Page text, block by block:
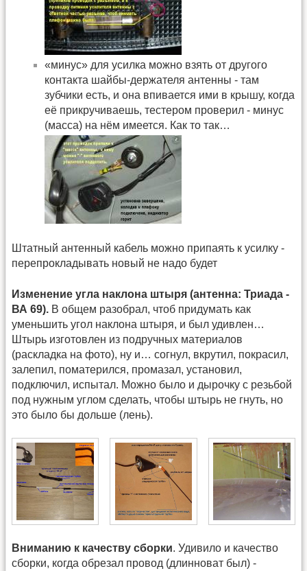
«минус» для усилка можно взять от другого
контакта шайбы-держателя антенны - там
зубчики есть, и она впивается ими в крышу, когда
её прикручиваешь, тестером проверил - минус
(масса) на нём имеется. Как то так…
Штатный антенный кабель можно припаять к усилку -
перепрокладывать новый не надо будет
Изменение угла наклона штыря (антенна: Триада -
ВА 69). В общем разобрал, чтоб придумать как
уменьшить угол наклона штыря, и был удивлен…
Штырь изготовлен из подручных материалов
(раскладка на фото), ну и… согнул, вкрутил, покрасил,
залепил, поматерился, промазал, установил,
подключил, испытал. Можно было и дырочку с резьбой
под нужным углом сделать, чтобы штырь не гнуть, но
это было бы дольше (лень).
Вниманию к качеству сборки. Удивило и качество
сборки, когда обрезал провод (длинноват был) -